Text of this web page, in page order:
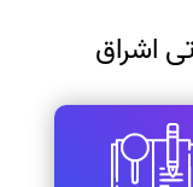
اشراق